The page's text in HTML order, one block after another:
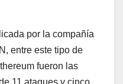
por la compañía
entre este tipo de
fueron las
11 ataques y cinco